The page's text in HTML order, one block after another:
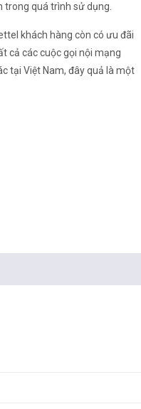
trong quá trình sử dụng.
khách hàng còn có ưu đãi
cả các cuộc gọi nội mạng
tại Việt Nam, đây quả là một